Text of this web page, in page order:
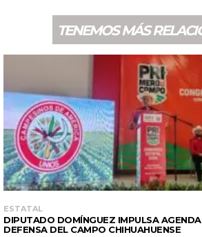
TENEMOS MÁS
ESTATAL
DIPUTADO DOMÍNGUEZ IMPULSA
DEFENSA DEL CAMPO CHIHUAHUENSE